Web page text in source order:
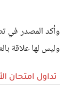
وليس لها علاقة
تداول امتحان